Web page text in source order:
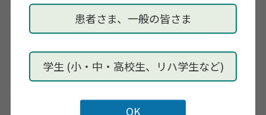
患者さま、一般の皆さま
学生 (小・中・高校生、リハ学生など)
RUN伴しまね2025 in 温泉津 のご案内
[認知症の作業療法委員会]
認知症について考える 〜家族で考えよう！この先も安心